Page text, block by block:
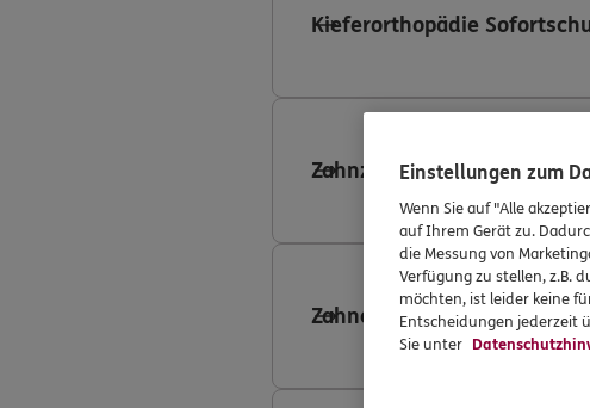
Kieferorthopädie
Zahnzusatzversicherung
Zahnersatzversicherung
Einstellungen zum
Wenn Sie auf "Alle
auf Ihrem Gerät zu.
die Messung von
Verfügung zu stellen, z.B.
möchten, ist leider keine
Entscheidungen jederzeit
Sie unter